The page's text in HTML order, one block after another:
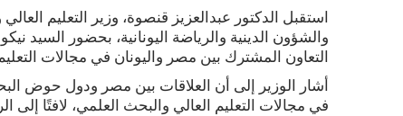
استقبل الدكتور عبدالعزيز قنصوة، وزير التعليم
والشؤون الدينية والرياضة اليونانية، بحضور السيد
التعاون المشترك بين مصر واليونان في مجالات
أشار الوزير إلى أن العلاقات بين مصر ودول حوض
في مجالات التعليم العالي والبحث العلمي، لافتًا إلى